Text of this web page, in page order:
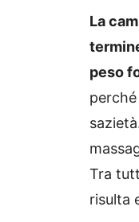
La
peso
Tra
risulta